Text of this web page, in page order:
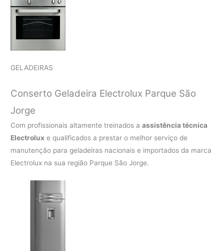
GELADEIRAS
Conserto Geladeira Electrolux Parque São
Jorge
Com profissionais altamente treinados aassistência técnica
Electrolux e qualificados a prestar o melhor serviço de
manutenção para geladeiras nacionais e importados da marca
Electrolux na sua região Parque São Jorge.